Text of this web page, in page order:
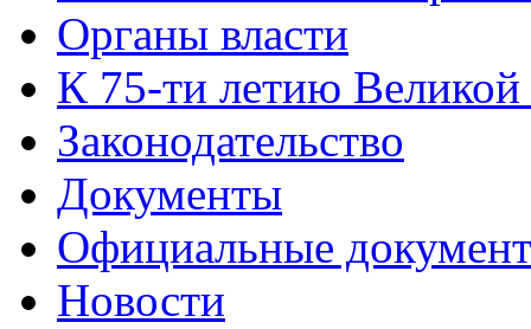
Органы власти
К 75-ти летию
Законодательство
Документы
Официальные
Новости